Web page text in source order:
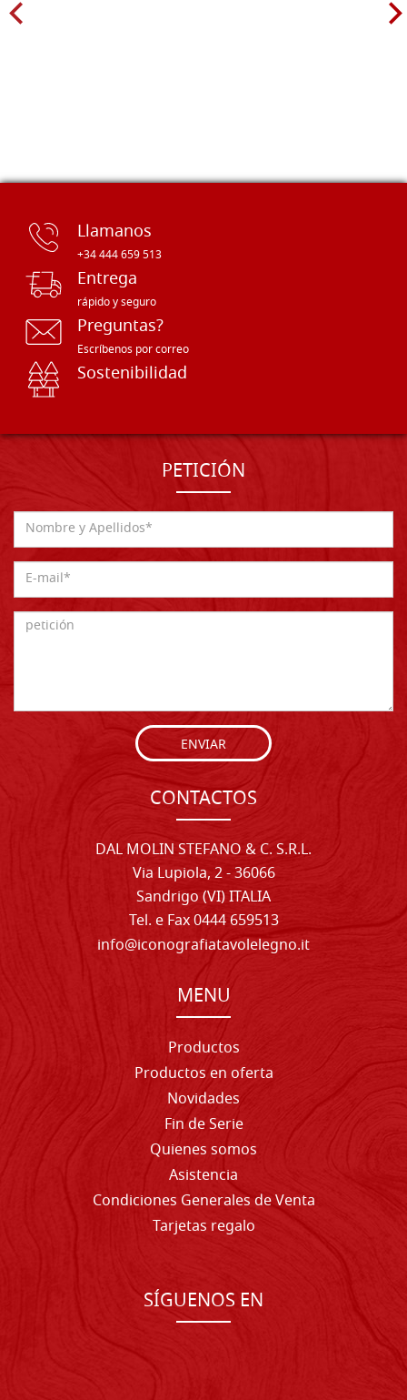
Llamanos
+34 444 659 513
Entrega
rápido y seguro
Preguntas?
Escríbenos por correo
Sostenibilidad
PETICIÓN
ENVIAR
CONTACTOS
DAL MOLIN STEFANO & C. S.R.L.
Via Lupiola, 2 - 36066
Sandrigo (VI) ITALIA
Tel. e Fax 0444 659513
info@iconografiatavolelegno.it
MENU
Productos
Productos en oferta
Novidades
Fin de Serie
Quienes somos
Asistencia
Condiciones Generales de Venta
Tarjetas regalo
SÍGUENOS EN